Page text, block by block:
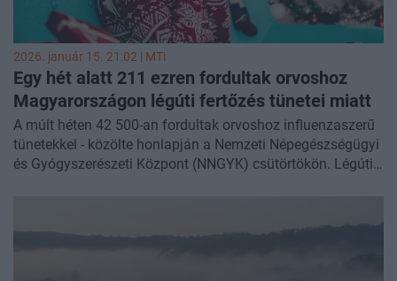
2026. január 15. 21:02 | MTI
Egy hét alatt 211 ezren fordultak orvoshoz
Magyarországon légúti fertőzés tünetei miatt
A múlt héten 42 500-an fordultak orvoshoz influenzaszerű
tünetekkel - közölte honlapján a Nemzeti Népegészségügyi
és Gyógyszerészeti Központ (NNGYK) csütörtökön. Légúti